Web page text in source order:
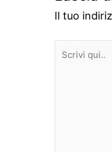
Il tuo
Scrivi